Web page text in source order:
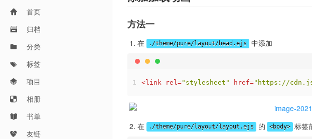
首页
归档
分类
标签
项目
相册
书单
友链
方法一
在 ./theme/pure/layout/head.ejs 中添加
1 <link rel="stylesheet" href="https://
在 ./theme/pure/layout/layout.ejs 的 <body> 标签